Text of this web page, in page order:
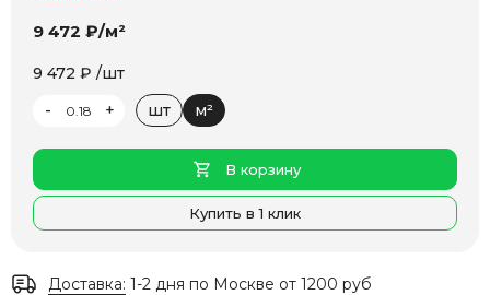
9 472 ₽/м²
9 472 ₽ /шт
-
+ шт м²
В корзину
Купить в 1 клик
Доставка: 1-2 дня по Москве от 1200 руб